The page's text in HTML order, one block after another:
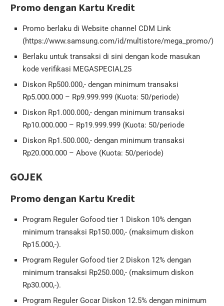
Promo dengan Kartu Kredit
Promo berlaku di Website channel CDM Link
(https://www.samsung.com/id/multistore/mega_promo/)
Berlaku untuk transaksi di sini dengan kode masukan
kode verifikasi MEGASPECIAL25
Diskon Rp500.000,- dengan minimum transaksi
Rp5.000.000 – Rp9.999.999 (Kuota: 50/periode)
Diskon Rp1.000.000,- dengan minimum transaksi
Rp10.000.000 – Rp19.999.999 (Kuota: 50/periode
Diskon Rp1.500.000,- dengan minimum transaksi
Rp20.000.000 – Above (Kuota: 50/periode)
GOJEK
Promo dengan Kartu Kredit
Program Reguler Gofood tier 1 Diskon 10% dengan
minimum transaksi Rp150.000,- (maksimum diskon
Rp15.000,-).
Program Reguler Gofood tier 2 Diskon 12% dengan
minimum transaksi Rp250.000,- (maksimum diskon
Rp30.000,-).
Program Reguler Gocar Diskon 12.5% dengan minimum